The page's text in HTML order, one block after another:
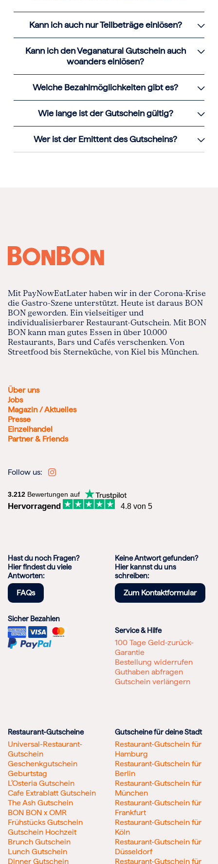
Kann ich auch nur Teilbeträge einlösen?
Kann ich den Veganatural Gutschein auch
woanders einlösen?
Welche Bezahlmöglichkeiten gibt es?
Wie lange ist der Gutschein gültig?
Wer ist der Emittent des Gutscheins?
Mit PayNowEatLater haben wir in der Corona-Krise
die Gastro-Szene unterstützt. Heute ist daraus BON
BON geworden. Ein vielseitiger und
individualisierbarer Restaurant-Gutschein. Mit BON
BON kann man gutes Essen in über 10.000
Restaurants, Bars und Cafés verschenken. Von
Streetfood bis Sterneküche, von Kiel bis München.
Über uns
Jobs
Magazin / Aktuelles
Presse
Einzelhandel
Partner & Friends
Follow us:
3.212 Bewertungen auf
Hervorragend 4.8 von 5
Hast du noch Fragen?
Hier findest du viele
Antworten:
FAQs
Keine Antwort gefunden?
Hier kannst du uns
schreiben:
Zum Kontaktformular
Sicher Bezahlen
Service & Hilfe
100 Tage Geld-zurück-
Garantie
Bestellung widerrufen
Guthaben abfragen
Gutschein verlängern
Restaurant-Gutscheine
Universal-Restaurant-
Gutschein
Geschenkgutschein
Geburtstag
L’Osteria Gutschein
Cafe Extrablatt Gutschein
The Ash Gutschein
BON BON x OMR
Frühstücks Gutschein
Gutschein Hochzeit
Brunch Gutschein
Lunch Gutschein
Dinner Gutschein
Gutscheine für deine Stadt
Restaurant-Gutschein für
Hamburg
Restaurant-Gutschein für
Berlin
Restaurant-Gutschein für
München
Restaurant-Gutschein für
Frankfurt
Restaurant-Gutschein für
Köln
Restaurant-Gutschein für
Düsseldorf
Restaurant-Gutschein für